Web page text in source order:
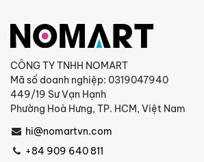
CÔNG TY TNHH NOMART
Mã số doanh nghiệp: 0319047940
449/19 Sư Vạn Hạnh
Phường Hoà Hưng, TP. HCM, Việt Nam
hi@nomartvn.com
+84 909 640 811